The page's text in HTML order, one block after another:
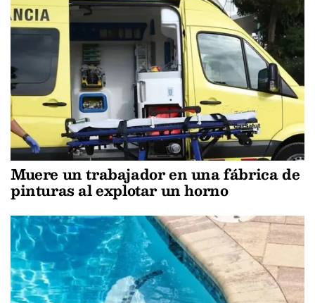
Muere un trabajador en una fábrica de
pinturas al explotar un horno